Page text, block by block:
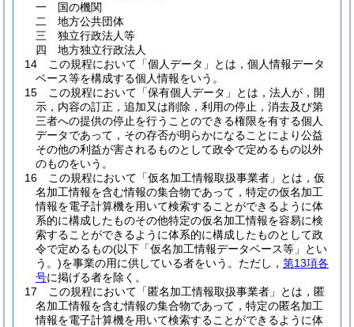
一
国の機関
二
地方公共団体
三
独立行政法人等
四
地方独立行政法人
14
この規程において「個人データ」とは，個人情報データ
ベース等を構成する個人情報をいう。
15
この規程において「保有個人データ」とは，法人が，開
示，内容の訂正，追加又は削除，利用の停止，消去及び第
三者への提供の停止を行うことのできる権限を有する個人
データであって，その存否が明らかになることにより公益
その他の利益が害されるものとして政令で定めるもの以外
のものをいう。
16
この規程において「仮名加工情報取扱事業者」とは，仮
名加工情報を含む情報の集合物であって，特定の仮名加工
情報を電子計算機を用いて検索することができるように体
系的に構成したものその他特定の仮名加工情報を容易に検
索することができるように体系的に構成したものとして政
令で定めるもの(以下「仮名加工情報データベース等」とい
う。)を事業の用に供している者をいう。 ただし， 第13項各
号に掲げる者を除く。
17
この規程において「匿名加工情報取扱事業者」とは，匿
名加工情報を含む情報の集合物であって，特定の匿名加工
情報を電子計算機を用いて検索することができるように体